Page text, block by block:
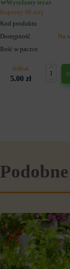
Wysyłamy teraz
Kupiony 48 razy
Kod produktu
Dostępność
Na
Ilość w paczce
9.99 zł
5.00 zł